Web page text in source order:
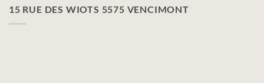
15 RUE DES WIOTS 5575 VENCIMONT